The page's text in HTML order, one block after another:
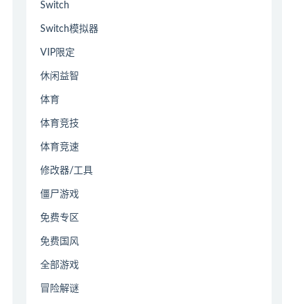
Switch
Switch模拟器
VIP限定
休闲益智
体育
体育竞技
体育竞速
修改器/工具
僵尸游戏
免费专区
免费国风
全部游戏
冒险解谜